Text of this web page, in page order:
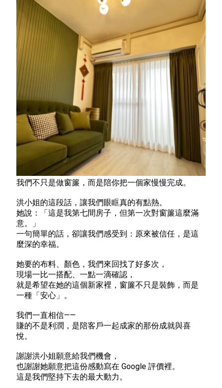
我們不只是做窗簾，而是陪你把一個家慢慢完成。
洪小姐的這段話，讓我們眼眶真的有點熱。
她說：「這是我第七間房子，但第一次對窗簾這麼滿
意。」
一句簡單的話，卻讓我們感受到：原來被信任，是這
麼深的幸福。
她要的布料、顏色，我們來回找了好多次，
現場一比一搭配、一點一滴確認，
就是希望在她的這個新家裡，窗簾不只是裝飾，而是
一種「安心」。
我們一直相信——
賺的不是利潤，是陪客戶一起成家的那份成就與喜
悅。
謝謝洪小姐願意給我們機會，
也謝謝她願意把這份感動寫在 Google 評價裡。
這是我們堅持下去的最大動力。